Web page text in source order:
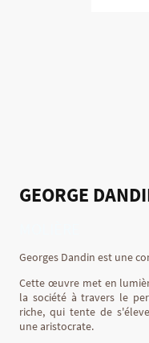
GEORGE
Georges Dandin est une
Cette œuvre met en
la société à travers le
riche, qui tente de
une aristocrate.